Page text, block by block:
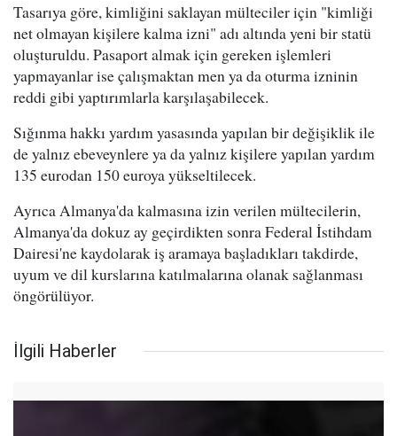
Tasarıya göre, kimliğini saklayan mülteciler için "kimliği
net olmayan kişilere kalma izni" adı altında yeni bir statü
oluşturuldu. Pasaport almak için gereken işlemleri
yapmayanlar ise çalışmaktan men ya da oturma izninin
reddi gibi yaptırımlarla karşılaşabilecek.
Sığınma hakkı yardım yasasında yapılan bir değişiklik ile
de yalnız ebeveynlere ya da yalnız kişilere yapılan yardım
135 eurodan 150 euroya yükseltilecek.
Ayrıca Almanya'da kalmasına izin verilen mültecilerin,
Almanya'da dokuz ay geçirdikten sonra Federal İstihdam
Dairesi'ne kaydolarak iş aramaya başladıkları takdirde,
uyum ve dil kurslarına katılmalarına olanak sağlanması
öngörülüyor.
İlgili Haberler